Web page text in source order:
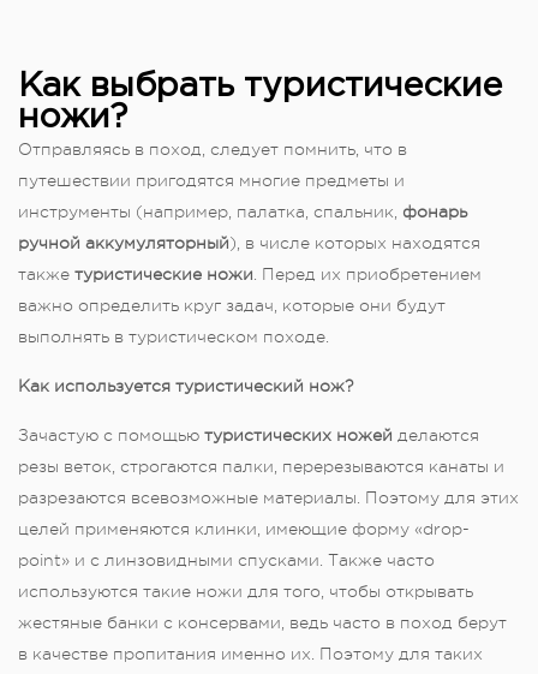
Как выбрать туристические
ножи?
Отправляясь в поход, следует помнить, что в
путешествии пригодятся многие предметы и
инструменты (например, палатка, спальник, фонарь
ручной аккумуляторный), в числе которых находятся
также туристические ножи . Перед их приобретением
важно определить круг задач, которые они будут
выполнять в туристическом походе.
Как используется туристический нож?
Зачастую с помощью туристических ножей делаются
резы веток, строгаются палки, перерезываются канаты и
разрезаются всевозможные материалы. Поэтому для этих
целей применяются клинки, имеющие форму «drop-
point» и с линзовидными спусками. Также часто
используются такие ножи для того, чтобы открывать
жестяные банки с консервами, ведь часто в поход берут
в качестве пропитания именно их. Поэтому для таких